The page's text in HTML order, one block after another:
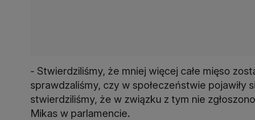
- Stwierdziliśmy, że mniej więcej całe mięso
sprawdzaliśmy, czy w społeczeństwie pojawiły
stwierdziliśmy, że w związku z tym nie
Mikas w parlamencie.